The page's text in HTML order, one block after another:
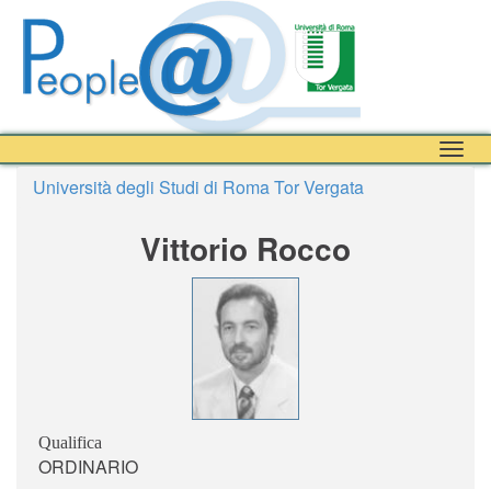
Università degli Studi di Roma Tor Vergata
Vittorio Rocco
Qualifica
ORDINARIO